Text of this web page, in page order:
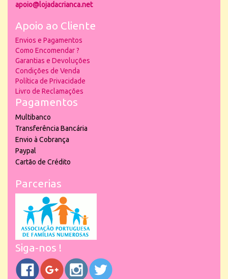
apoio@lojadacrianca.net
Apoio ao Cliente
Envios e Pagamentos
Como Encomendar ?
Garantias e Devoluções
Condições de Venda
Política de Privacidade
Livro de Reclamações
Pagamentos
Multibanco
Transferência Bancária
Envio à Cobrança
Paypal
Cartão de Crédito
Parcerias
Siga-nos !